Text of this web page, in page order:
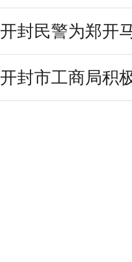
开封民警为郑开
开封市工商局积